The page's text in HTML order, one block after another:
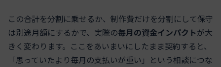
この合計を分割に乗せるか、制作費だけを分割にして保守
は別途月額にするかで、実際の毎月の資金インパクトが大
きく変わります。ここをあいまいにしたまま契約すると、
「思っていたより毎月の支払いが重い」という相談につな